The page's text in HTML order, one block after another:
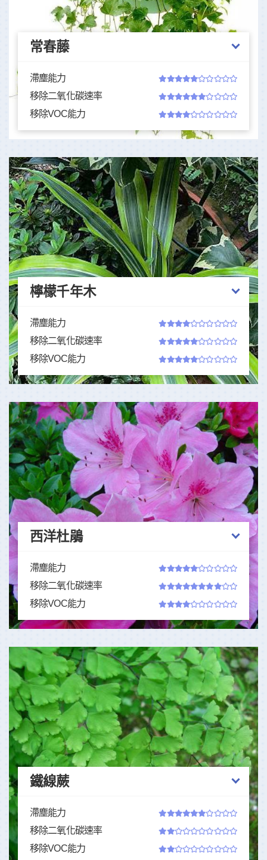
常春藤
滯塵能力
移除二氧化碳速率
移除VOC能力
檸檬千年木
滯塵能力
移除二氧化碳速率
移除VOC能力
西洋杜鵑
滯塵能力
移除二氧化碳速率
移除VOC能力
鐵線蕨
滯塵能力
移除二氧化碳速率
移除VOC能力